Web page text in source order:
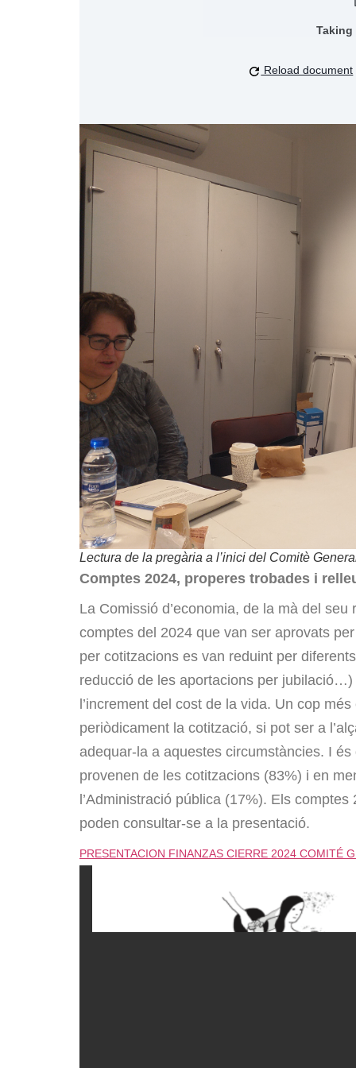
Reload document
Lectura de la pregària a l’inici del Comitè
Comptes 2024, properes trobades i
La Comissió d’economia, de la mà del
comptes del 2024 que van ser aprovats
per cotitzacions es van reduint per
reducció de les aportacions per
l’increment del cost de la vida. Un cop
periòdicament la cotització, si pot ser a
adequar-la a aquestes circumstàncies. I és
provenen de les cotitzacions (83%) i en
l’Administració pública (17%). Els
poden consultar-se a la presentació.
PRESENTACION FINANZAS CIERRE 2024 COMITÉ